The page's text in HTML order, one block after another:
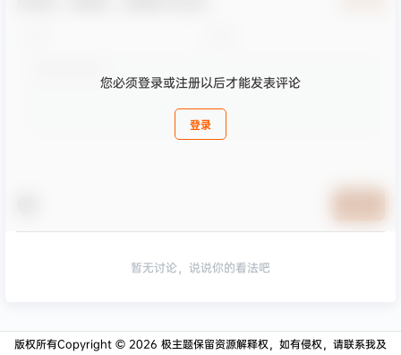
您必须登录或注册以后才能发表评论
登录
暂无讨论，说说你的看法吧
版权所有Copyright © 2026 极主题保留资源解释权，如有侵权，请联系我及